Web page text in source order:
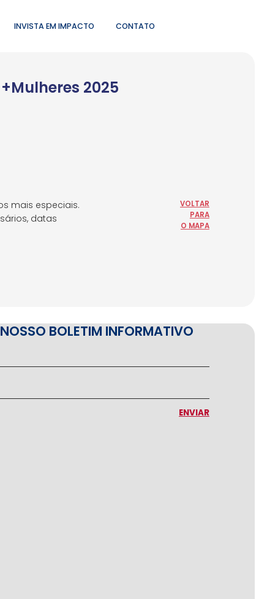
INVISTA EM IMPACTO CONTATO
2025
mais especiais.
datas
VOLTAR
PARA
O MAPA
BOLETIM INFORMATIVO